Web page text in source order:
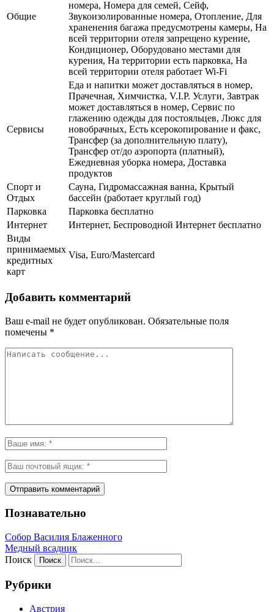
Общие
номера, Номера для семей, Сейф,
Звукоизолированные номера, Отопление, Для
храненения багажа предусмотрены камеры, На
всей территории отеля запрещено курение,
Кондиционер, Оборудовано местами для
курения, На территории есть парковка, На
всей территории отеля работает Wi-Fi
Сервисы
Еда и напитки может доставляться в номер,
Прачечная, Химчистка, V.I.P. Услуги, Завтрак
может доставляться в номер, Сервис по
глажению одежды для постояльцев, Люкс для
новобрачных, Есть ксерокопирование и факс,
Трансфер (за дополнительную плату),
Трансфер от/до аэропорта (платный),
Ежедневная уборка номера, Доставка
продуктов
Спорт и
Отдых
Сауна, Гидромассажная ванна, Крытый
бассейн (работает круглый год)
Парковка
Парковка бесплатно
Интернет
Интернет, Беспроводной Интернет бесплатно
Виды
принимаемых
кредитных
карт
Visa, Euro/Mastercard
Добавить комментарий
Ваш e-mail не будет опубликован. Обязательные поля
помечены *
Познавательно
Собор Василия Блаженного
Медный всадник
Поиск
Рубрики
Австрия